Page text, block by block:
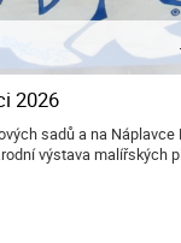
2026
sadů a na Náplavce
výstava malířských